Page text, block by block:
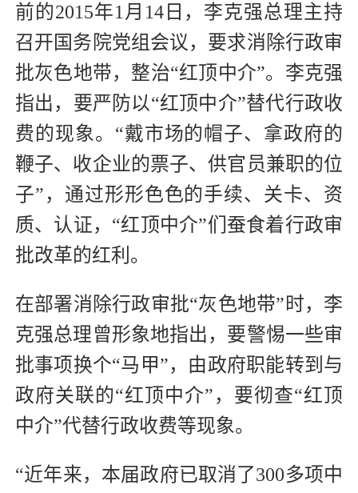
前的2015年1月14日，李克强总理主持
召开国务院党组会议，要求消除行政审
批灰色地带，整治“红顶中介”。李克强
指出，要严防以“红顶中介”替代行政收
费的现象。“戴市场的帽子、拿政府的
鞭子、收企业的票子、供官员兼职的位
子”，通过形形色色的手续、关卡、资
质、认证，“红顶中介”们蚕食着行政审
批改革的红利。
在部署消除行政审批“灰色地带”时，李
克强总理曾形象地指出，要警惕一些审
批事项换个“马甲”，由政府职能转到与
政府关联的“红顶中介”，要彻查“红顶
中介”代替行政收费等现象。
“近年来，本届政府已取消了300多项中